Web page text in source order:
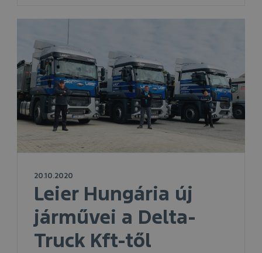
20.10.2020
Leier Hungária új
járművei a Delta-
Truck Kft-től